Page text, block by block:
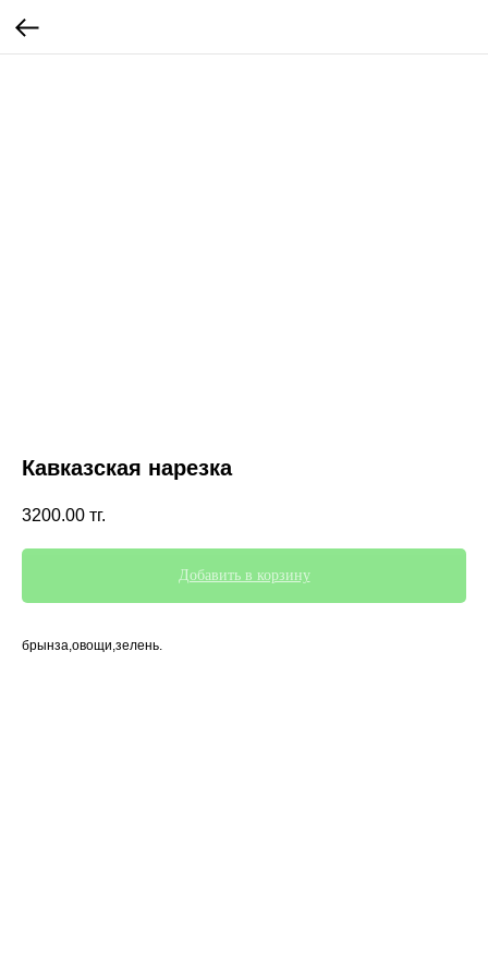
Кавказская нарезка
3200.00 тг.
Добавить в корзину
брынза,овощи,зелень.